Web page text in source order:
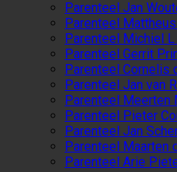
Parenteel Jan
Parenteel
Parenteel Michiel L
Parenteel Gerrit
Parenteel Cornelis
Parenteel Jan van
Parenteel Meerten
Parenteel Pieter
Parenteel Jan
Parenteel Maarten
Parenteel Arie